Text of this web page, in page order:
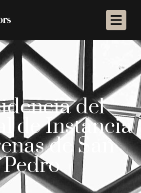
de herramientas
del
de Instancia
de San
Pedro